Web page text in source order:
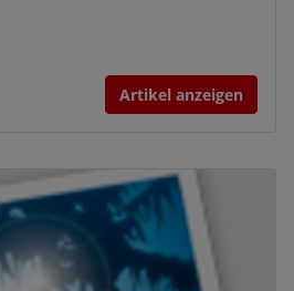
Artikel anzeigen